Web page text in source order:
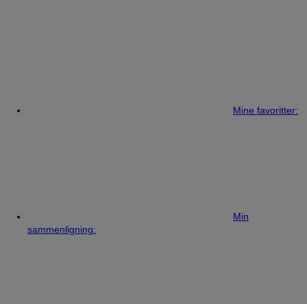
Mine favoritter:
Min
sammenligning: